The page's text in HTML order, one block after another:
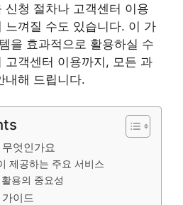
신청 절차나 고객센터 이용
느껴질 수도 있습니다. 이 가
을 효과적으로 활용하실 수
고객센터 이용까지, 모든 과
내해 드립니다.
엇인가요
제공하는 주요 서비스
용의 중요성
이드